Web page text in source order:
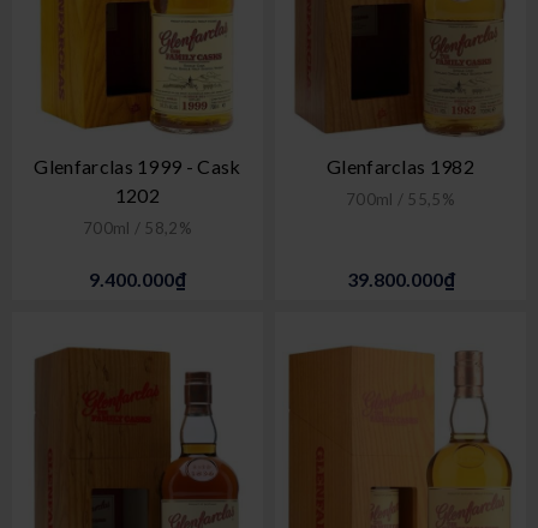
Glenfarclas 1999 - Cask
1202
700ml / 58,2%
9.400.000₫
Glenfarclas 1982
700ml / 55,5%
39.800.000₫